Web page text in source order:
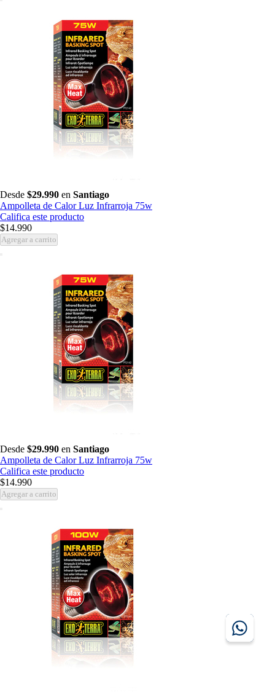
Desde $29.990 en Santiago
Ampolleta de Calor Luz Infrarroja 75w
Califica este producto
$14.990
Agregar a carrito
Desde $29.990 en Santiago
Ampolleta de Calor Luz Infrarroja 75w
Califica este producto
$14.990
Agregar a carrito